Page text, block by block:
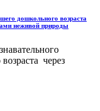
дошкольного возраста
неживой природы
через